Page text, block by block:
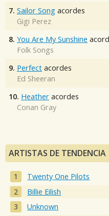
7. Sailor Song acordes
Gigi Perez
8. You Are My Sunshine
Folk Songs
9. Perfect acordes
Ed Sheeran
10. Heather acordes
Conan Gray
ARTISTAS DE TENDENCIA
Twenty One Pilots
Billie Eilish
Unknown